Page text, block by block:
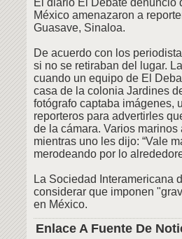
El diario El Debate denunció
México amenazaron a
Guasave, Sinaloa.
De acuerdo con los
si no se retiraban del lugar.
cuando un equipo de El
casa de la colonia Jardines
fotógrafo captaba imágenes,
reporteros para advertirles
de la cámara. Varios
mientras uno les dijo: “Vale
merodeando por lo
La Sociedad Interamericana
considerar que imponen
en México.
Enlace A Fuente De